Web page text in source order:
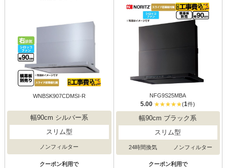
WNBSK907CDMSI-R
幅90cm シルバー系
スリム型
ノンフィルター
クーポン利用で
NFG9S25MBA
5.00 (1件)
幅90cm ブラック系
スリム型
24時間換気 ノンフィルター
クーポン利用で